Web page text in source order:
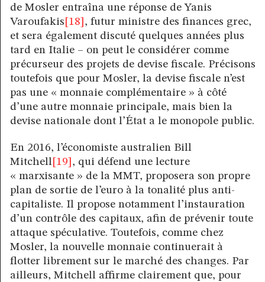
de Mosler entraîna une réponse de Yanis
Varoufakis[18] , futur ministre des finances grec,
et sera également discuté quelques années plus
tard en Italie – on peut le considérer comme
précurseur des projets de devise fiscale. Précisons
toutefois que pour Mosler, la devise fiscale n’est
pas une « monnaie complémentaire » à côté
d’une autre monnaie principale, mais bien la
devise nationale dont l’État a le monopole public.
En 2016, l’économiste australien Bill
Mitchell[19] , qui défend une lecture
« marxisante » de la MMT, proposera son propre
plan de sortie de l’euro à la tonalité plus anti-
capitaliste. Il propose notamment l’instauration
d’un contrôle des capitaux, afin de prévenir toute
attaque spéculative. Toutefois, comme chez
Mosler, la nouvelle monnaie continuerait à
flotter librement sur le marché des changes. Par
ailleurs, Mitchell affirme clairement que, pour